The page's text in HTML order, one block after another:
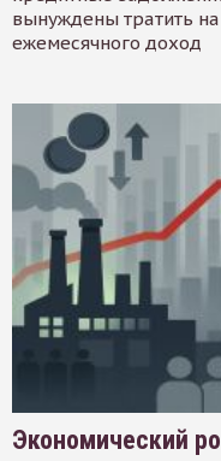
вынуждены тратить
ежемесячного доход
Экономический